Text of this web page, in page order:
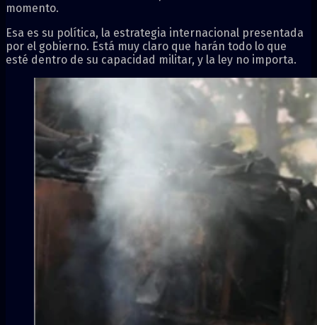
momento.
Esa es su política, la estrategia internacional presentada
por el gobierno. Está muy claro que harán todo lo que
esté dentro de su capacidad militar, y la ley no importa.